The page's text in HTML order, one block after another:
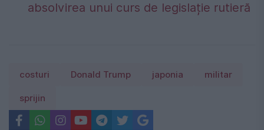
absolvirea unui curs de legislație rutieră
costuri Donald Trump japonia militar
sprijin